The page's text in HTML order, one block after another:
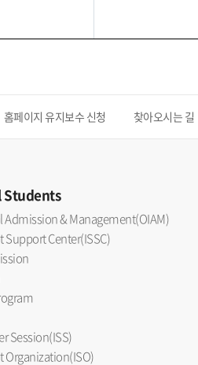
홈페이지 유지보수 신청 찾아오시는 길
Admission & Management(OIAM)
Center(ISSC)
Session(ISS)